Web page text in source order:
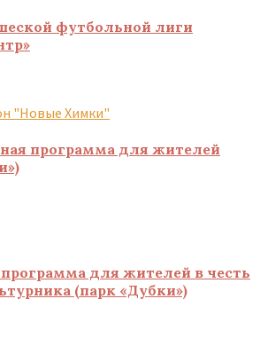
футбольной лиги
"Новые Химки"
программа для жителей
для жителей в честь
(парк «Дубки»)